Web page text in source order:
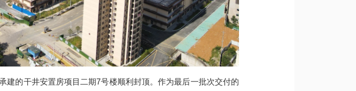
的干井安置房项目二期7号楼顺利封顶。作为最后一批次交付的